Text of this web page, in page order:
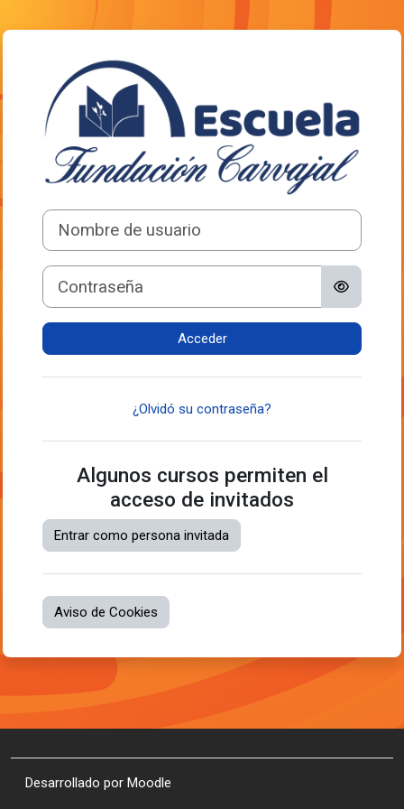
Nombre de usuario
Contraseña
Acceder
¿Olvidó su contraseña?
Algunos cursos permiten el
acceso de invitados
Entrar como persona invitada
Aviso de Cookies
Desarrollado por Moodle